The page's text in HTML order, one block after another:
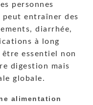
personnes
peut entraîner des
diarrhée,
à long
essentiel non
digestion mais
globale.
alimentation